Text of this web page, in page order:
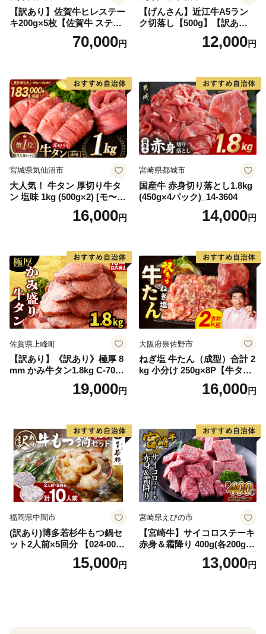
【訳あり】佐賀牛ヒレステー
キ200g×5枚【佐賀牛 ステー
キ ブランド肉 ヒレ肉 フィレ
肉 ジューシー ヘルシー】(H0
70,000円
【げんさん】近江牛A5ラン
ク切落し【500g】【訳あり】
12,000円
宮城県気仙沼市
大人気！ 牛タン 厚切り牛タ
ン 塩味 1kg (500g×2) [モ〜ラ
ンド 宮城県 気仙沼市 205646
60] 肉 牛肉 精肉 牛たん 牛タ
厚切り タン
16,000円
宮崎県都城市
国産牛 赤身切り落とし1.8kg
(450g×4パック)_14-3604
14,000円
佐賀県上峰町
【訳あり】《訳あり》極厚 8
mm かみ牛タン1.8kg C-709-
19,000円
大阪府泉佐野市
ねぎ塩 牛たん（成型）合計 2
kg 小分け 250g×8P【牛タン
牛肉 焼肉用 薄切り 訳あり サ
16,000円
福岡県中間市
(訳あり)博多若杉牛もつ鍋セ
ット2人前×5回分 【024-002
15,000円
宮崎県えびの市
【宮崎牛】サイコロステーキ
赤身＆霜降り 400g(各200g×
１P 計2P) 真空パック 冷凍
13,000円